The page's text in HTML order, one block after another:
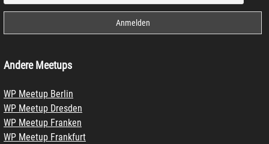
Andere Meetups
WP Meetup Berlin
WP Meetup Dresden
WP Meetup Franken
WP Meetup Frankfurt